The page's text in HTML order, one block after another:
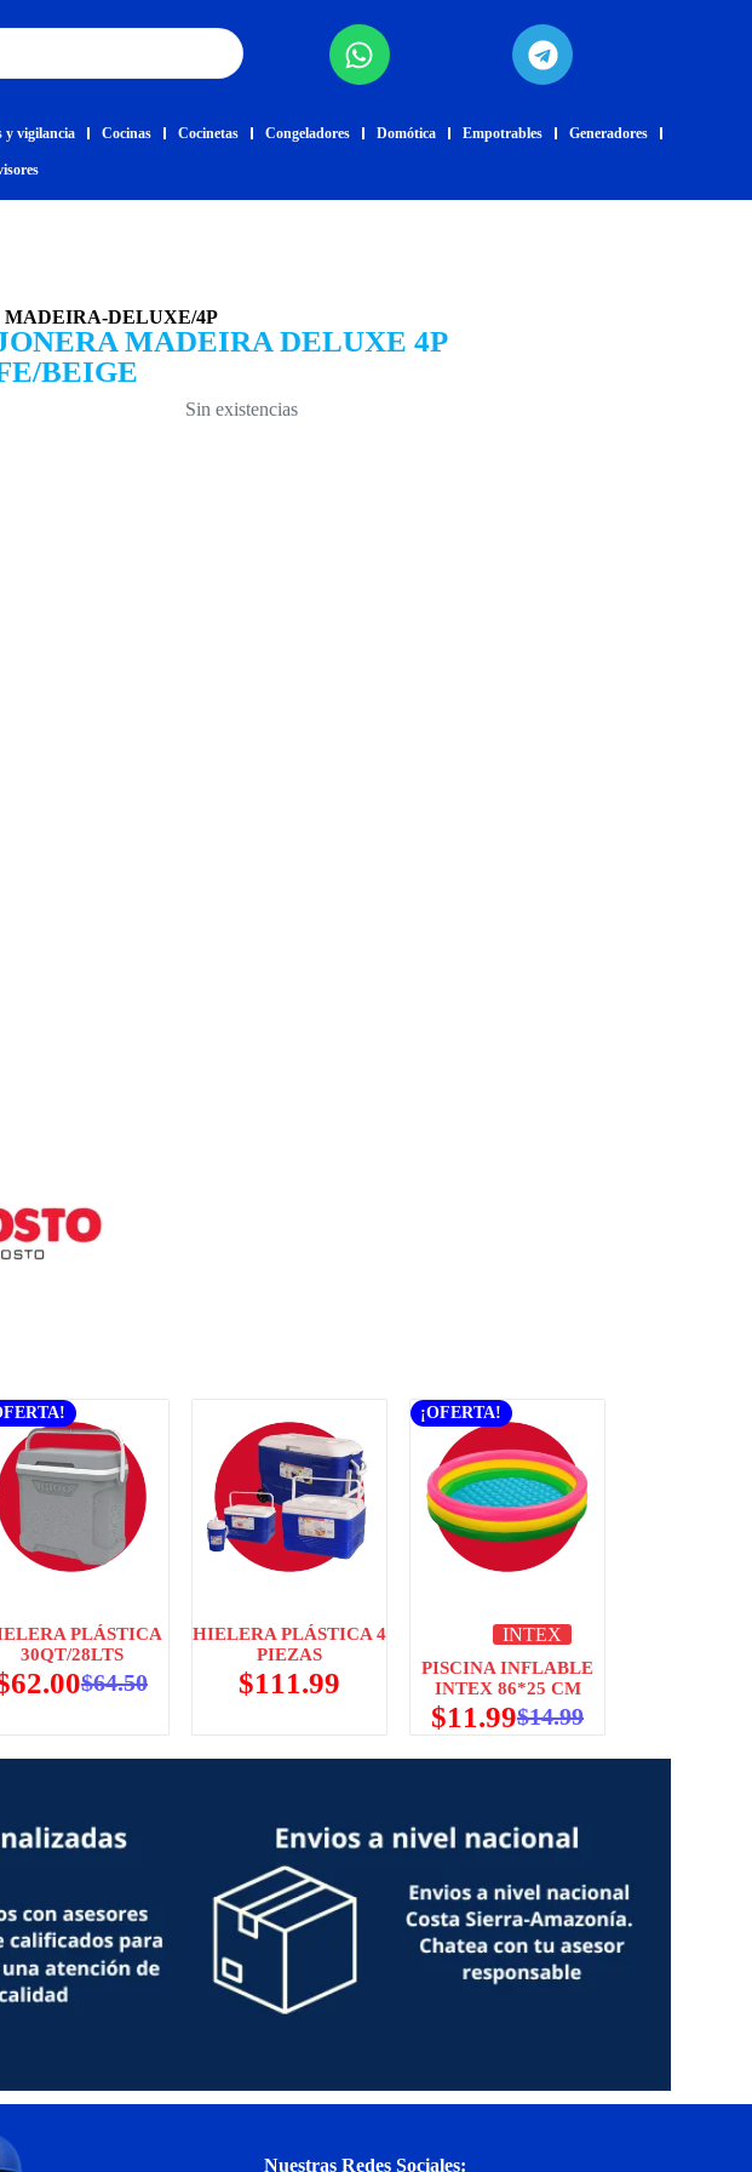
y vigilancia Cocinas Cocinetas Congeladores Domótica Empotrables Generadores
MADEIRA-DELUXE/4P
MADEIRA DELUXE 4P
BEIGE
Sin existencias
PLÁSTICA
30QT/28LTS
$64.50
62.00
HIELERA PLÁSTICA 4
PIEZAS
$111.99
¡OFERTA!
INTEX
PISCINA INFLABLE
INTEX 86*25 CM
$14.99
$11.99
Nuestras Redes Sociales: